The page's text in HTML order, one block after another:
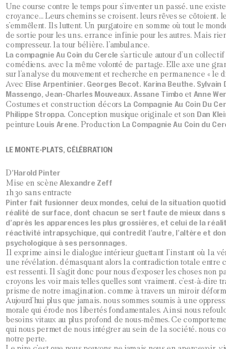
Une course contre le temps pour s’inventer un passé, une
croyance… Leurs chemins se croisent, leurs rêves se côtoient,
s’emmêlent. Ils luttent. Un purgatoire en somme où tout le
de sortie pour les uns, errance infinie pour les autres. Mais
compresseur, la tour bélière, l’ambulance.
La compagnie Au Coin du Cercle s’articule autour d’un
comédiens, avec la même volonté de partage. Elle axe une
sur l’analyse du mouvement et recherche en permanence « le
Avec Elise Arpentinier, Georges Becot, Karina Beuthe, Sylvain
Massengo, Jean-Charles Mouveaux,Assane Timbo et Anne
Costumes et construction décors La Compagnie Au Coin Du
Philippe Stroppa, Conception musique originale et son Dan
peinture Louis Arene. Production La Compagnie Au Coin du
LE MONTE-PLATS, CÉLÉBRATION
D’Harold Pinter
Mise en scène Alexandre Zeff
1h30 sans entracte
Pinter fait fusionner deux mondes, celui de la situation
réalité de surface, dont chacun se sert faute de mieux dans
d’après les apparences les plus grossières, et celui de la
réactivité intrapsychique, qui contredit l’autre, l’altère et
psychologique à ses personnages.
Il exprime ainsi le dialogue intérieur guettant l’instant où la
une révélation, démasquant alors la contradiction totale entre
est ressenti. Il s’agit donc pour nous d’exposer les choses non
croyons les voir mais telles quelles sont vraiment, c’est-à-dire
prisme de notre imagination, comme à travers un miroir
Aujourd’hui plus que jamais, nous sommes soumis à une
morale qui érode nos libertés fondamentales. Ainsi nous
besoins vitaux au plus profond de nous-mêmes. Ce
qui nous permet de nous intégrer au sein de la société, nous
notre perte.